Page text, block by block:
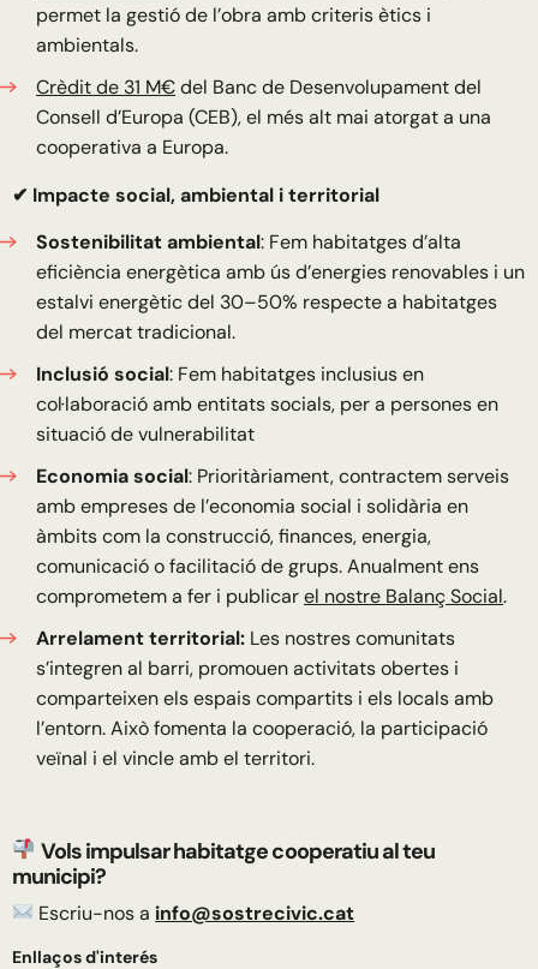
permet la gestió de l’obra amb criteris ètics i
ambientals.
Crèdit de 31 M€del Banc de Desenvolupament del
Consell d’Europa (CEB), el més alt mai atorgat a una
cooperativa a Europa.
✔ Impacte social, ambiental i territorial
Sostenibilitat ambiental: Fem habitatges d’alta
eficiència energètica amb ús d’energies renovables i un
estalvi energètic del 30–50% respecte a habitatges
del mercat tradicional.
Inclusió social: Fem habitatges inclusius en
col·laboració amb entitats socials, per a persones en
situació de vulnerabilitat
Economia social: Prioritàriament, contractem serveis
amb empreses de l’economia social i solidària en
àmbits com la construcció, finances, energia,
comunicació o facilitació de grups. Anualment ens
comprometem a fer i publicarel nostre Balanç Social.
Arrelament territorial: Les nostres comunitats
s’integren al barri, promouen activitats obertes i
comparteixen els espais compartits i els locals amb
l’entorn. Això fomenta la cooperació, la participació
veïnal i el vincle amb el territori.
Vols impulsar habitatge cooperatiu al teu
municipi?
Escriu-nos a info@sostrecivic.cat
Enllaços d'interés